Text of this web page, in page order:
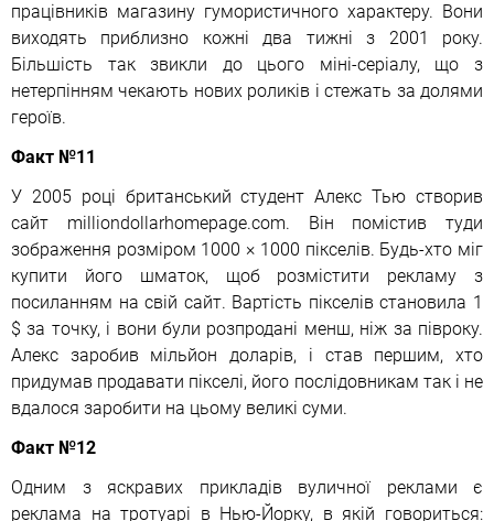
працівників магазину гумористичного характеру. Вони
виходять приблизно кожні два тижні з 2001 року.
Більшість так звикли до цього міні-серіалу, що з
нетерпінням чекають нових роликів і стежать за долями
героїв.
Факт №11
У 2005 році британський студент Алекс Тью створив
сайт milliondollarhomepage.com. Він помістив туди
зображення розміром 1000 × 1000 пікселів. Будь-хто міг
купити його шматок, щоб розмістити рекламу з
посиланням на свій сайт. Вартість пікселів становила 1
$ за точку, і вони були розпродані менш, ніж за півроку.
Алекс заробив мільйон доларів, і став першим, хто
придумав продавати пікселі, його послідовникам так і не
вдалося заробити на цьому великі суми.
Факт №12
Одним з яскравих прикладів вуличної реклами є
реклама на тротуарі в Нью-Йорку, в якій говориться: